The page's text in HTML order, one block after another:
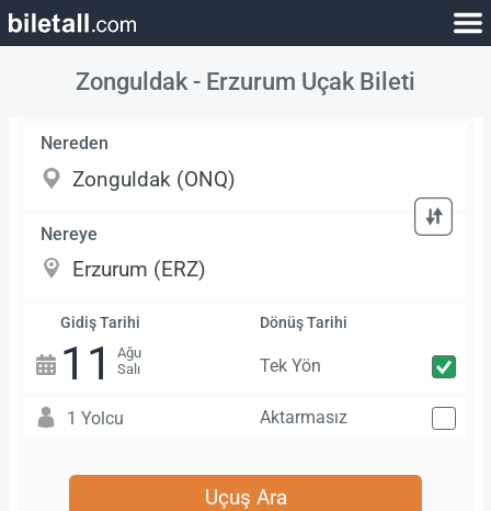
Zonguldak - Erzurum Uçak Bileti
Nereden
Nereye
Gidiş Tarihi
11
Ağu
Salı
Dönüş Tarihi
Tek Yön
1 Yolcu Aktarmasız
Uçuş Ara